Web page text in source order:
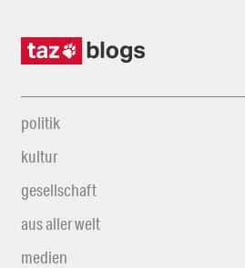
politik
kultur
gesellschaft
aus aller welt
medien